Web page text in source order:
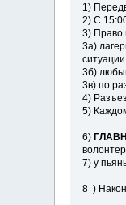
1)
2) С
3) Право
3а)
3б)
3в) по
4)
5)
6)
7) у
8 )